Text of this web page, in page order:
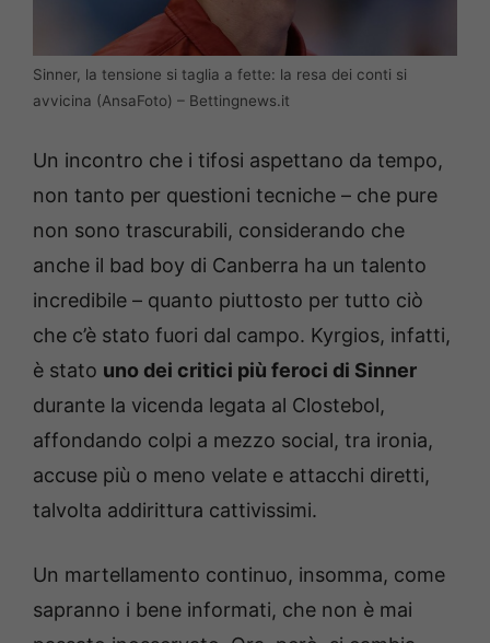
Sinner, la tensione si taglia a fette: la resa dei conti si
avvicina (AnsaFoto) – Bettingnews.it
Un incontro che i tifosi aspettano da tempo,
non tanto per questioni tecniche – che pure
non sono trascurabili, considerando che
anche il bad boy di Canberra ha un talento
incredibile – quanto piuttosto per tutto ciò
che c’è stato fuori dal campo. Kyrgios, infatti,
è stato uno dei critici più feroci di Sinner
durante la vicenda legata al Clostebol,
affondando colpi a mezzo social, tra ironia,
accuse più o meno velate e attacchi diretti,
talvolta addirittura cattivissimi.
Un martellamento continuo, insomma, come
sapranno i bene informati, che non è mai